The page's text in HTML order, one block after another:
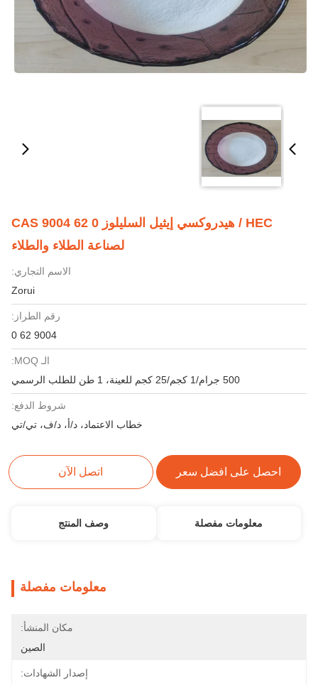
HEC / هيدروكسي إيثيل السليلوز CAS 9004 62 0
لصناعة الطلاء والطلاء
الاسم التجاري:
Zorui
رقم الطراز:
9004 62 0
الـ MOQ:
500 جرام/1 كجم/25 كجم للعينة، 1 طن للطلب الرسمي
شروط الدفع:
خطاب الاعتماد، د/أ، د/ف، تي/تي
احصل على افضل سعر اتصل الآن
معلومات مفصلة وصف المنتج
معلومات مفصلة
مكان المنشأ:
الصين
إصدار الشهادات: